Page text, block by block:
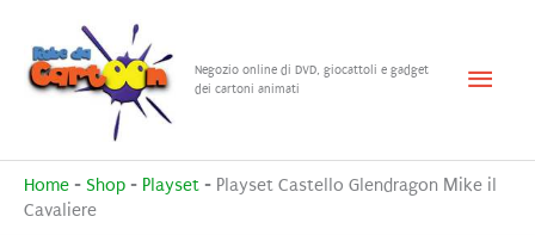
contenuto
Negozio online di DVD, giocattoli e gadget
dei cartoni animati
Menu
Home - Shop - Playset - Playset Castello Glendragon Mike il
Cavaliere